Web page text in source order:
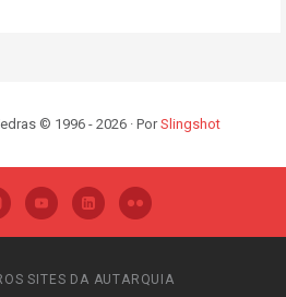
© 1996 - 2026 · PorSlingshot
SITES DA AUTARQUIA